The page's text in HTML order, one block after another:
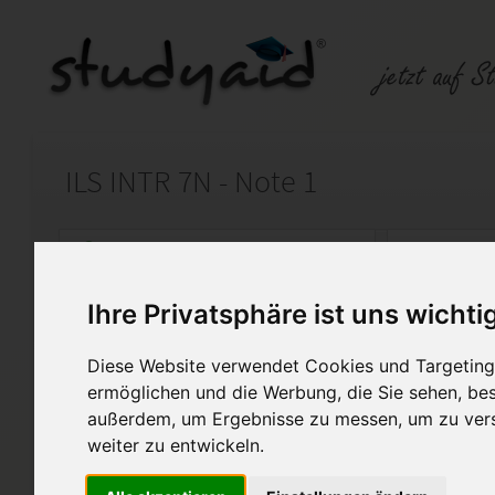
Ihre Privatsphäre ist uns
Diese Website verwendet Cookies und
ermöglichen und die Werbung, die Sie sehen,
außerdem, um Ergebnisse zu messen, um zu
weiter zu entwickeln.
ILS INTR 7N - Note 1
Auf StudyAid.de verkaufen
Startseite Rechnungswesen
Rechnungslegung nach
Musterlösung der
Internationale
des Fremdkapitals